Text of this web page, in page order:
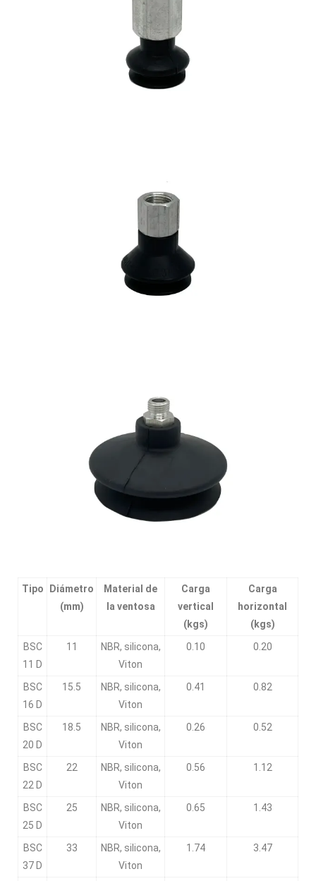
Tipo
Diámetro
(mm)
Material de
la ventosa
Carga
vertical
(kgs)
Carga
horizontal
(kgs)
BSC
11 D
11
NBR, silicona,
Viton
0.10 0.20
BSC
16 D
15.5
NBR, silicona,
Viton
0.41 0.82
BSC
20 D
18.5
NBR, silicona,
Viton
0.26 0.52
BSC
22 D
22
NBR, silicona,
Viton
0.56 1.12
BSC
25 D
25
NBR, silicona,
Viton
0.65 1.43
BSC
37 D
33
NBR, silicona,
Viton
1.74 3.47